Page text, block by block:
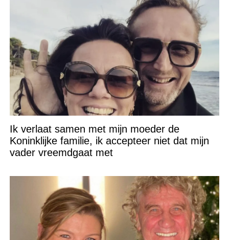
Ik verlaat samen met mijn moeder de
Koninklijke familie, ik accepteer niet dat mijn
vader vreemdgaat met